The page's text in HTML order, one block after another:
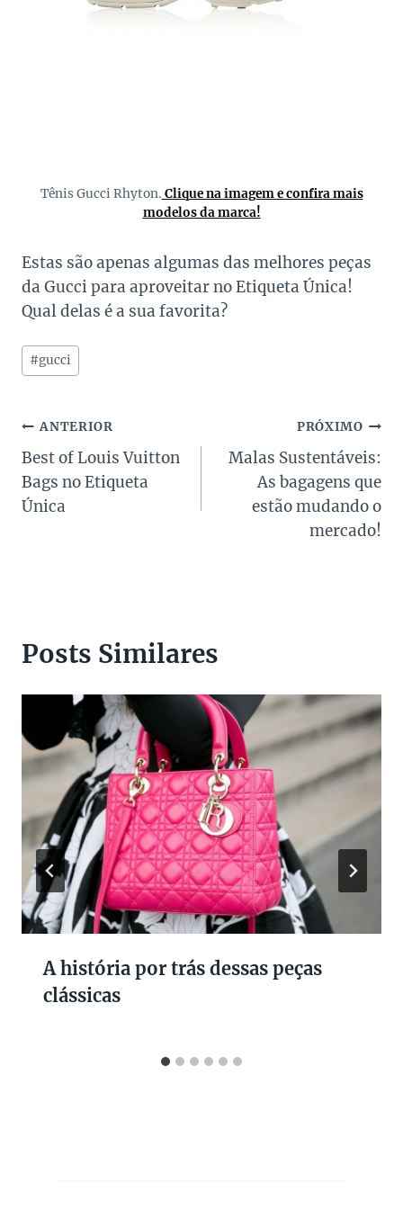
Tênis Gucci Rhyton. Clique na imagem e confira mais
modelos da marca!
Estas são apenas algumas das melhores peças
da Gucci para aproveitar no Etiqueta Única!
Qual delas é a sua favorita?
Tags
do
#gucci
Navegação
de
Post
ANTERIOR
Best of Louis Vuitton
Bags no Etiqueta
Única
PRÓXIMO
Malas Sustentáveis:
As bagagens que
estão mudando o
mercado!
Posts Similares
A história por trás dessas peças
clássicas